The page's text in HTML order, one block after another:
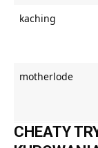
kaching
motherlode
CHEATY